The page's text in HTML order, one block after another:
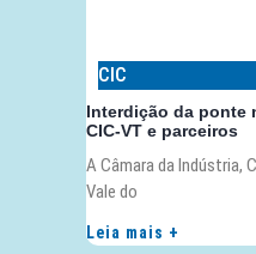
CIC
Interdição da ponte
CIC-VT e parceiros
A Câmara da Indústria,
Vale do
Leia mais +